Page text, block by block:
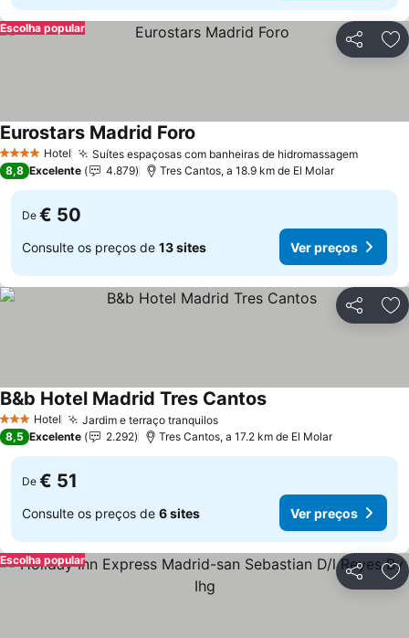
Partilhar
Escolha popular
4 EstrelasHotel Suítes espaçosas com banheiras de hidromassagem
Eurostars Madrid Foro
8,8 Excelente 4.879 Tres Cantos, a 18.9 km de El Molar
De € 50
Consulte os preços de 13 sites Ver preços
Partilhar
3 EstrelasHotel Jardim e terraço tranquilos
B&b Hotel Madrid Tres Cantos
8,5 Excelente 2.292 Tres Cantos, a 17.2 km de El Molar
De € 51
Consulte os preços de 6 sites Ver preços
Partilhar
Escolha popular